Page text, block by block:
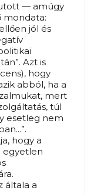
— amúgy
mondata:
jól és
Azt is
hogy
abból, ha a
mert
túl
esetleg nem
hogy a
egyetlen
általa a